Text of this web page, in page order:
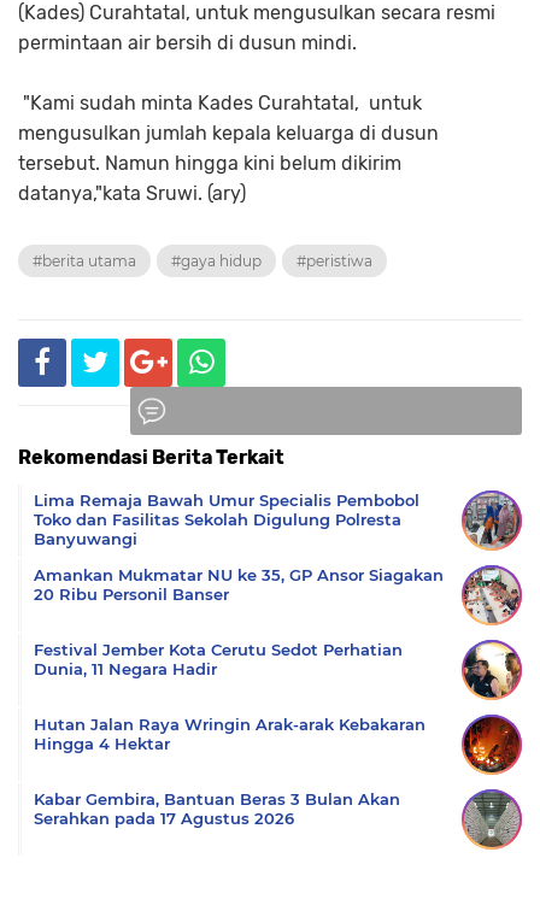
(Kades) Curahtatal, untuk mengusulkan secara resmi
permintaan air bersih di dusun mindi.
"Kami sudah minta Kades Curahtatal, untuk
mengusulkan jumlah kepala keluarga di dusun
tersebut. Namun hingga kini belum dikirim
datanya,"kata Sruwi. (ary)
#berita utama #gaya hidup #peristiwa
Rekomendasi Berita Terkait
Lima Remaja Bawah Umur Specialis Pembobol
Toko dan Fasilitas Sekolah Digulung Polresta
Banyuwangi
Amankan Mukmatar NU ke 35, GP Ansor Siagakan
20 Ribu Personil Banser
Festival Jember Kota Cerutu Sedot Perhatian
Dunia, 11 Negara Hadir
Hutan Jalan Raya Wringin Arak-arak Kebakaran
Hingga 4 Hektar
Kabar Gembira, Bantuan Beras 3 Bulan Akan
Serahkan pada 17 Agustus 2026